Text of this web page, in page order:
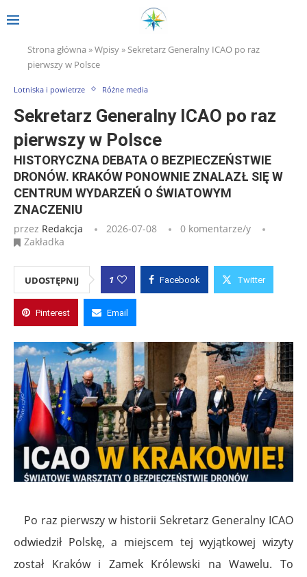
Strona główna »Wpisy»Sekretarz Generalny ICAO po raz
pierwszy w Polsce
Lotniska i powietrze Różne media
Sekretarz Generalny ICAO po raz
pierwszy w Polsce
HISTORYCZNA DEBATA O BEZPIECZEŃSTWIE
DRONÓW. KRAKÓW PONOWNIE ZNALAZŁ SIĘ W
CENTRUM WYDARZEŃ O ŚWIATOWYM
ZNACZENIU
przez Redakcja 2026-07-08
0 komentarze/y
Zakładka
UDOSTĘPNIJ 1 Facebook Twitter
Pinterest Email
Po raz pierwszy w historii Sekretarz Generalny ICAO
odwiedził Polskę, a miejscem tej wyjątkowej wizyty
został Kraków i Zamek Królewski na Wawelu. To